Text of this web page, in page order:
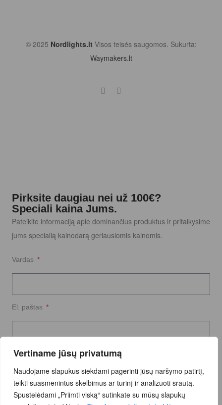
Vertiname jūsų privatumą
Naudojame slapukus siekdami pagerinti jūsų naršymo patirtį,
teikti suasmenintus skelbimus ar turinį ir analizuoti srautą.
Spustelėdami „Priimti viską“ sutinkate su mūsų slapukų
© 2025 Nordlights.lt Visos teisės saugomos. Sukurta:
Waymakers.lt
Pirksite daugiau nei už 100€?
Speciali kaina Jums.
Pateikite informaciją apie dominančius produktus ir pritaikysime
jums specialią kainodarą geriausiomis kainomis.
Vardas
El. paštas
Užklausos tekstas